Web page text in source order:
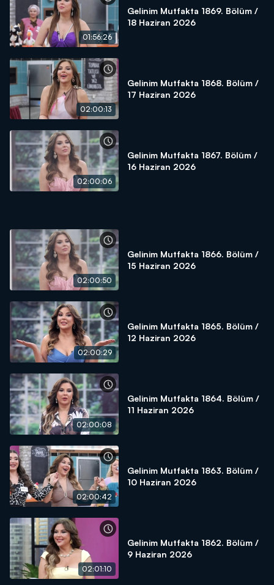
01:56:26
Gelinim Mutfakta 1869. Bölüm /
18 Haziran 2026
02:00:13
Gelinim Mutfakta 1868. Bölüm /
17 Haziran 2026
02:00:06
Gelinim Mutfakta 1867. Bölüm /
16 Haziran 2026
02:00:50
Gelinim Mutfakta 1866. Bölüm /
15 Haziran 2026
02:00:29
Gelinim Mutfakta 1865. Bölüm /
12 Haziran 2026
02:00:08
Gelinim Mutfakta 1864. Bölüm /
11 Haziran 2026
02:00:42
Gelinim Mutfakta 1863. Bölüm /
10 Haziran 2026
02:01:10
Gelinim Mutfakta 1862. Bölüm /
9 Haziran 2026